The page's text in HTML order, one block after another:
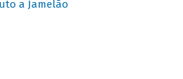
a Jamelão